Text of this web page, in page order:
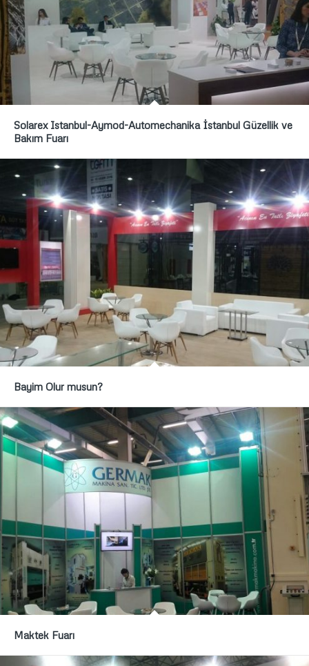
Solarex Istanbul-Aymod-Automechanika İstanbul Güzellik ve
Bakım Fuarı
Bayim Olur musun?
Maktek Fuarı